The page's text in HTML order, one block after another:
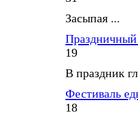
Засыпая ...
Праздничный
19
В праздник
Фестиваль
18